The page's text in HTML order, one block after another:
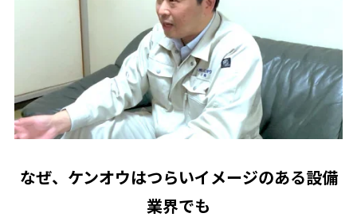
なぜ、ケンオウはつらいイメージのある設備
業界でも